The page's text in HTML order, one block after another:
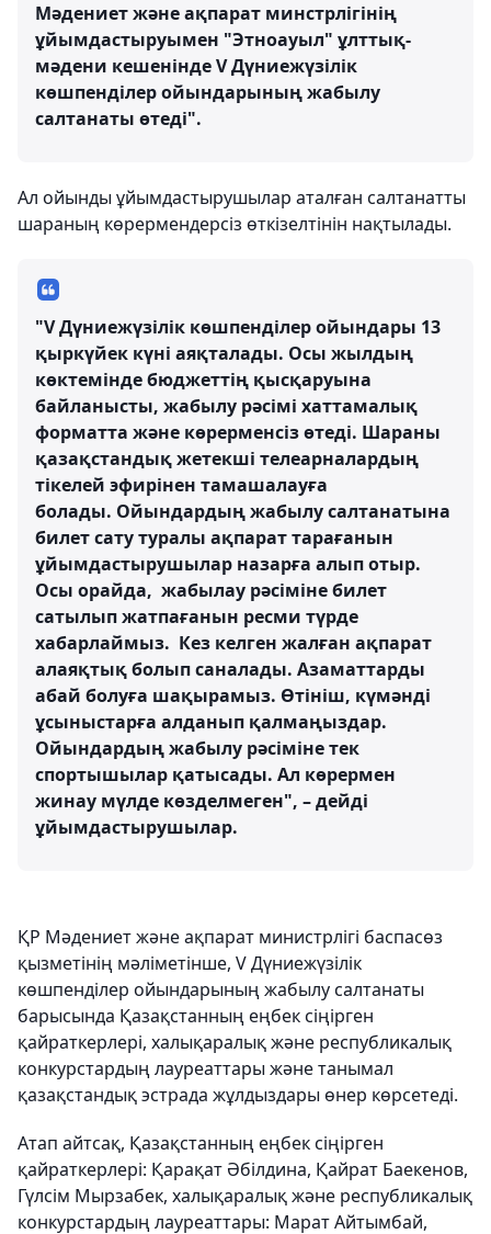
Мәдениет және ақпарат минстрлігінің
ұйымдастыруымен "Этноауыл" ұлттық-
мәдени кешенінде V Дүниежүзілік
көшпенділер ойындарының жабылу
салтанаты өтеді".
Ал ойынды ұйымдастырушылар аталған салтанатты
шараның көрермендерсіз өткізелтінін нақтылады.
"V Дүниежүзілік көшпенділер ойындары 13
қыркүйек күні аяқталады. Осы жылдың
көктемінде бюджеттің қысқаруына
байланысты, жабылу рәсімі хаттамалық
форматта және көрерменсіз өтеді. Шараны
қазақстандық жетекші телеарналардың
тікелей эфирінен тамашалауға
болады. Ойындардың жабылу салтанатына
билет сату туралы ақпарат тарағанын
ұйымдастырушылар назарға алып отыр.
Осы орайда, жабылау рәсіміне билет
сатылып жатпағанын ресми түрде
хабарлаймыз. Кез келген жалған ақпарат
алаяқтық болып саналады. Азаматтарды
абай болуға шақырамыз. Өтініш, күмәнді
ұсыныстарға алданып қалмаңыздар.
Ойындардың жабылу рәсіміне тек
спортышылар қатысады. Ал көрермен
жинау мүлде көзделмеген", – дейді
ұйымдастырушылар.
ҚР Мәдениет және ақпарат министрлігі баспасөз
қызметінің мәліметінше, V Дүниежүзілік
көшпенділер ойындарының жабылу салтанаты
барысында Қазақстанның еңбек сіңірген
қайраткерлері, халықаралық және республикалық
конкурстардың лауреаттары және танымал
қазақстандық эстрада жұлдыздары өнер көрсетеді.
Атап айтсақ, Қазақстанның еңбек сіңірген
қайраткерлері: Қарақат Әбілдина, Қайрат Баекенов,
Гүлсім Мырзабек, халықаралық және республикалық
конкурстардың лауреаттары: Марат Айтымбай,